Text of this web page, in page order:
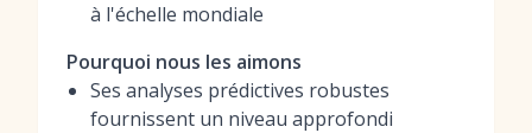
à l'échelle mondiale
Pourquoi nous les aimons
Ses analyses prédictives robustes
fournissent un niveau approfondi